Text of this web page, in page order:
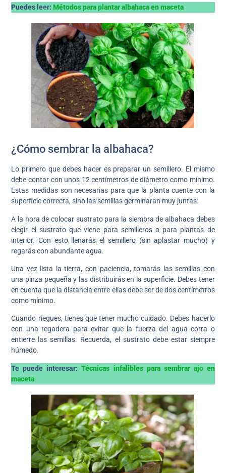
Puedes leer:Métodos para plantar albahaca en maceta
¿Cómo sembrar la albahaca?
Lo primero que debes hacer es preparar un semillero. El mismo
debe contar con unos 12 centímetros de diámetro como mínimo.
Estas medidas son necesarias para que la planta cuente con la
superficie correcta, sino las semillas germinaran muy juntas.
A la hora de colocar sustrato para la siembra de albahaca debes
elegir el sustrato que viene para semilleros o para plantas de
interior. Con esto llenarás el semillero (sin aplastar mucho) y
regarás con abundante agua.
Una vez lista la tierra, con paciencia, tomarás las semillas con
una pinza pequeña y las distribuirás en la superficie. Debes tener
en cuenta que la distancia entre ellas debe ser de dos centímetros
como mínimo.
Cuando riegues, tienes que tener mucho cuidado. Debes hacerlo
con una regadera para evitar que la fuerza del agua corra o
entierre las semillas. Recuerda, el sustrato debe estar siempre
húmedo.
Te puede interesar:Técnicas infalibles para sembrar ajo en
maceta